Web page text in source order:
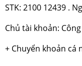
STK: 2100 12439 .
Chủ tài khoản:
+ Chuyển khoản cá